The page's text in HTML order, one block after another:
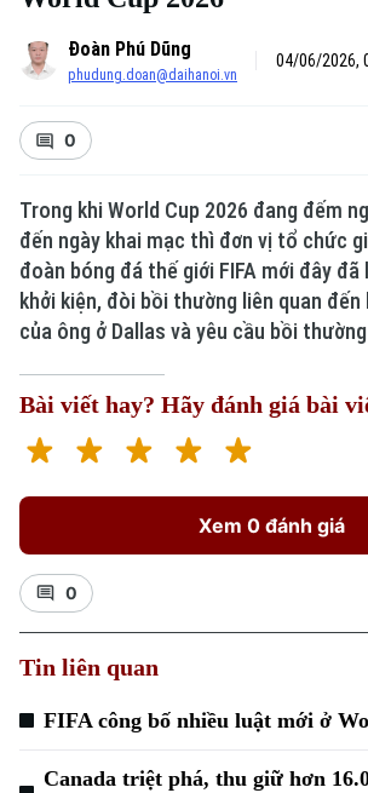
Xu hướng
Đoàn Phú Dũng
phudung.doan@daihanoi.vn
04/06/2026,
0
Trong khi World Cup 2026 đang đếm
đến ngày khai mạc thì đơn vị tổ chức
đoàn bóng đá thế giới FIFA mới đây
khởi kiện, đòi bồi thường liên quan
của ông ở Dallas và yêu cầu bồi
Bài viết hay? Hãy đánh giá bài
Xem 0 đánh giá
0
Tin liên quan
FIFA công bố nhiều luật mới ở
Canada triệt phá, thu giữ hơn